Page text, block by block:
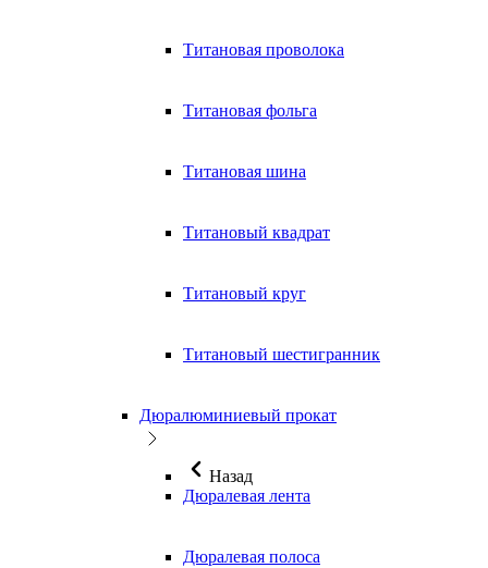
Титановая проволока
Титановая фольга
Титановая шина
Титановый квадрат
Титановый круг
Титановый шестигранник
Дюралюминиевый прокат
Назад
Дюралевая лента
Дюралевая полоса